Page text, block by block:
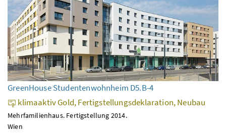
GreenHouse Studentenwohnheim D5.B-4
klimaaktiv Gold, Fertigstellungsdeklaration, Neubau
Mehrfamilienhaus. Fertigstellung 2014.
Wien